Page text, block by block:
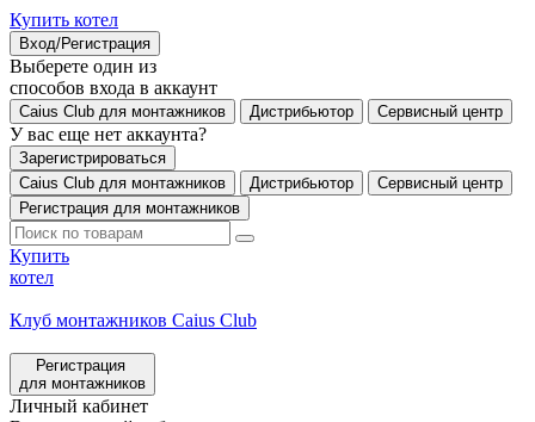
Купить котел
Вход/Регистрация
Выберете один из
способов входа в аккаунт
Caius Club для монтажников Дистрибьютор Сервисный центр
У вас еще нет аккаунта?
Зарегистрироваться
Caius Club для монтажников
Дистрибьютор
Сервисный центр
Регистрация для монтажников
Купить
котел
Клуб монтажников Caius Club
Регистрация
для монтажников
Личный кабинет